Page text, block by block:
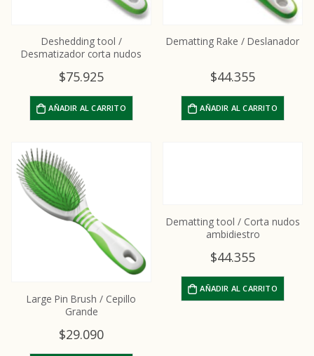
Deshedding tool /
Desmatizador corta nudos
$75.925
AÑADIR AL CARRITO
Dematting Rake / Deslanador
$44.355
AÑADIR AL CARRITO
Large Pin Brush / Cepillo
Grande
$29.090
Dematting tool / Corta nudos
ambidiestro
$44.355
AÑADIR AL CARRITO